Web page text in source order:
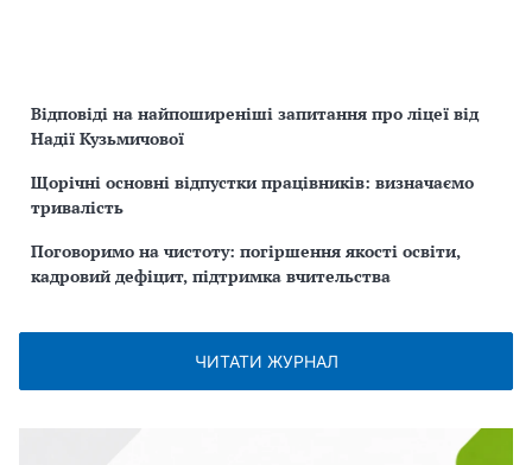
Відповіді на найпоширеніші запитання про ліцеї від
Надії Кузьмичової
Щорічні основні відпустки працівників: визначаємо
тривалість
Поговоримо на чистоту: погіршення якості освіти,
кадровий дефіцит, підтримка вчительства
ЧИТАТИ ЖУРНАЛ